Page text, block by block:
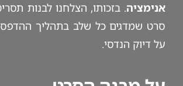
אנימציה. בזכותו, הצלחנו לבנות
סרט שמדגים כל שלב בתהליך
על דיוק הנדסי.